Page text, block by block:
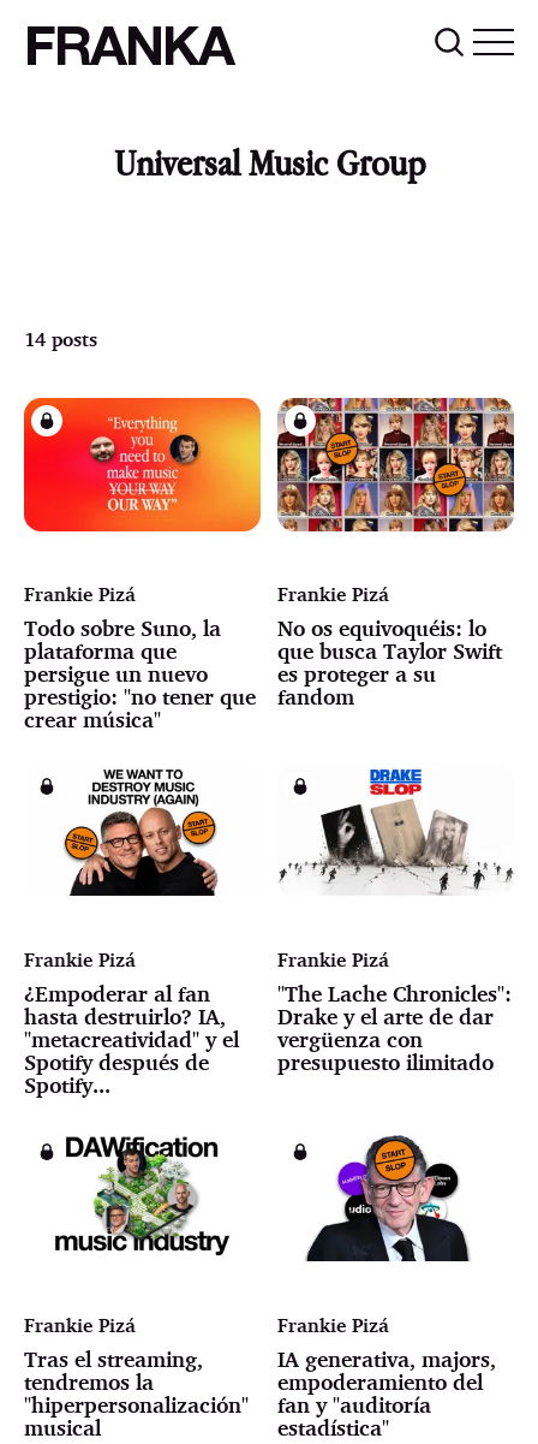
FRANKA
Universal Music Group
14 posts
Frankie Pizá
Todo sobre Suno, la
plataforma que
persigue un nuevo
prestigio: "no tener que
crear música"
Frankie Pizá
No os equivoquéis: lo
que busca Taylor Swift
es proteger a su
fandom
Frankie Pizá
¿Empoderar al fan
hasta destruirlo? IA,
"metacreatividad" y el
Spotify después de
Spotify...
Frankie Pizá
"The Lache Chronicles":
Drake y el arte de dar
vergüenza con
presupuesto ilimitado
Frankie Pizá
Tras el streaming,
tendremos la
"hiperpersonalización"
musical
Frankie Pizá
IA generativa, majors,
empoderamiento del
fan y "auditoría
estadística"